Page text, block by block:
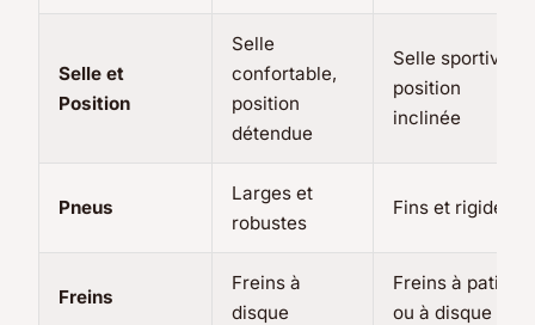
Selle et
Position
Selle
confortable,
position
détendue
Selle sportive,
position
inclinée
Pneus
Larges et
robustes
Fins et rigides
Freins
Freins à
disque
Freins à patin
ou à disque